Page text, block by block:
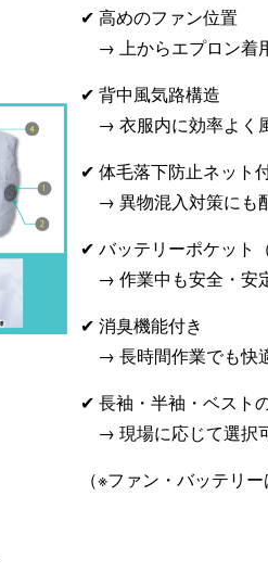
✔ 高めのファン位置
→ 上からエプロン着
✔ 背中風気路構造
→ 衣服内に効率よく
✔ 体毛落下防止ネット
→ 異物混入対策にも
✔ バッテリーポケット
→ 作業中も安全・安
✔ 消臭機能付き
→ 長時間作業でも快
✔ 長袖・半袖・ベスト
→ 現場に応じて選択
（※ファン・バッテリ